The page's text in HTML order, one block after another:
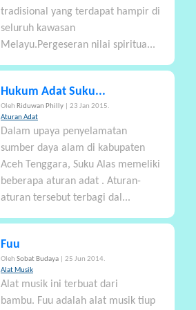
tradisional yang terdapat hampir di
seluruh kawasan
Melayu.Pergeseran nilai spiritua...
Hukum Adat Suku...
Oleh Riduwan Philly
| 23 Jan 2015.
Aturan Adat
Dalam upaya penyelamatan
sumber daya alam di kabupaten
Aceh Tenggara, Suku Alas memeliki
beberapa aturan adat . Aturan-
aturan tersebut terbagi dal...
Fuu
Oleh Sobat Budaya
| 25 Jun 2014.
Alat Musik
Alat musik ini terbuat dari
bambu. Fuu adalah alat musik tiup